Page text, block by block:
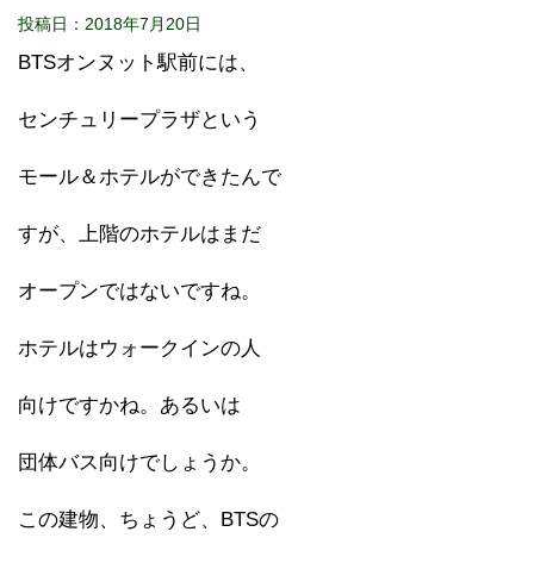
投稿日：2018年7月20日
BTSオンヌット駅前には、
センチュリープラザという
モール＆ホテルができたんで
すが、上階のホテルはまだ
オープンではないですね。
ホテルはウォークインの人
向けですかね。あるいは
団体バス向けでしょうか。
この建物、ちょうど、BTSの